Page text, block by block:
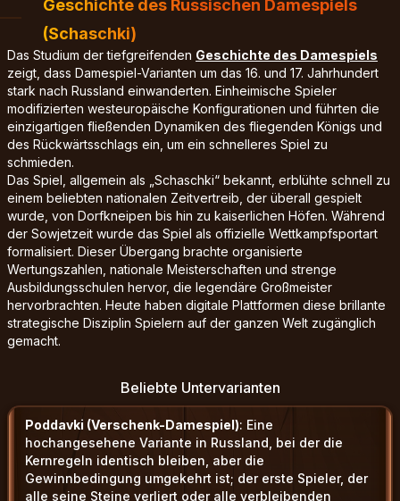
Geschichte des Russischen Damespiels
(Schaschki)
Das Studium der tiefgreifenden Geschichte des Damespiels
zeigt, dass Damespiel-Varianten um das 16. und 17. Jahrhundert
stark nach Russland einwanderten. Einheimische Spieler
modifizierten westeuropäische Konfigurationen und führten die
einzigartigen fließenden Dynamiken des fliegenden Königs und
des Rückwärtsschlags ein, um ein schnelleres Spiel zu
schmieden.
Das Spiel, allgemein als „Schaschki“ bekannt, erblühte schnell zu
einem beliebten nationalen Zeitvertreib, der überall gespielt
wurde, von Dorfkneipen bis hin zu kaiserlichen Höfen. Während
der Sowjetzeit wurde das Spiel als offizielle Wettkampfsportart
formalisiert. Dieser Übergang brachte organisierte
Wertungszahlen, nationale Meisterschaften und strenge
Ausbildungsschulen hervor, die legendäre Großmeister
hervorbrachten. Heute haben digitale Plattformen diese brillante
strategische Disziplin Spielern auf der ganzen Welt zugänglich
gemacht.
Beliebte Untervarianten
Poddavki (Verschenk-Damespiel): Eine
hochangesehene Variante in Russland, bei der die
Kernregeln identisch bleiben, aber die
Gewinnbedingung umgekehrt ist; der erste Spieler, der
alle seine Steine verliert oder alle verbleibenden